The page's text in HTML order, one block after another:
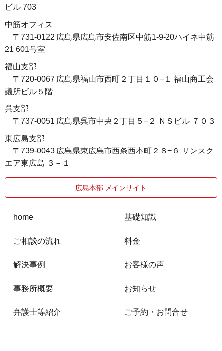
ビル 703
中筋オフィス
〒731-0122 広島県広島市安佐南区中筋1-9-20ハイネ中筋
21 601号室
福山支部
〒720-0067 広島県福山市西町２丁目１０−１ 福山商工会
議所ビル５階
呉支部
〒737-0051 広島県呉市中央２丁目５−２ ＮＳビル ７０３
東広島支部
〒739-0043 広島県東広島市西条西本町２８−６ サンスク
エア東広島 ３－１
広島本部 メインサイト
home
ご相談の流れ
解決事例
事務所概要
弁護士等紹介
基礎知識
料金
お客様の声
お知らせ
ご予約・お問合せ